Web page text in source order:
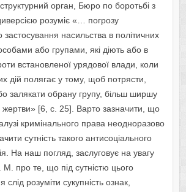
орган, Бюро по боротьбі з
розуміє «… погрозу
застосування насильства в політичних
або групами, які діють або в
встановленої урядової влади, коли
дій полягає у тому, щоб потрясти,
залякати обрану групу, більш ширшу
жертви» [6, с. 25]. Варто зазначити, що
кримінального права неодноразово
сутність такого антисоціального
На наш погляд, заслуговує на увагу
про те, що під сутністю цього
слід розуміти сукупність ознак,